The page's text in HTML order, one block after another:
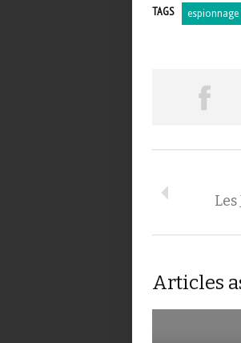
TAGS espionnage
Articles